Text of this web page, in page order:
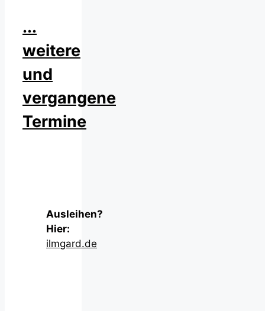
...
weitere
und
vergangene
Termine
Ausleihen?
Hier:
ilmgard.de